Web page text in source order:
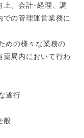
、会計･経理、調
の管理運営業務に
めの様々な業務の
局内において行わ
遂行
般